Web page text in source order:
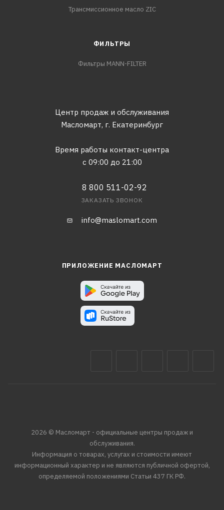
Трансмиссионное масло ZIC
ФИЛЬТРЫ
Фильтры MANN-FILTER
Центр продаж и обслуживания
Масломарт, г. Екатеринбург
Время работы контакт-центра
с 09:00 до 21:00
8 800 511-02-92
ЗАКАЗАТЬ ЗВОНОК
info@maslomart.com
ПРИЛОЖЕНИЕ МАСЛОМАРТ
2026 © Масломарт - официальные центры продаж и
обслуживания.
Информация о товарах, услугах и стоимости имеют
информационный характер и не являются публичной офертой,
определяемой положениями Статьи 437 ГК РФ.